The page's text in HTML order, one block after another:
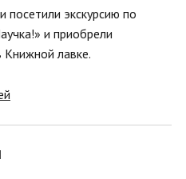
посетили экскурсию по
и приобрели
Книжной лавке.